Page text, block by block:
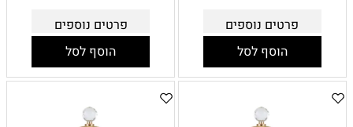
פרטים נוספים
הוסף לסל
פרטים נוספים
הוסף לסל